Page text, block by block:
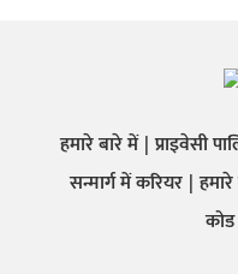
हमारे बारे में प्राइवेसी
सन्मार्ग में करियर